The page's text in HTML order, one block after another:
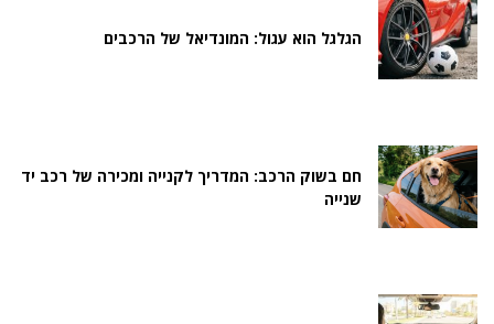
הגלגל הוא עגול: המונדיאל של הרכבים
חם בשוק הרכב: המדריך לקנייה ומכירה של רכב יד
שנייה